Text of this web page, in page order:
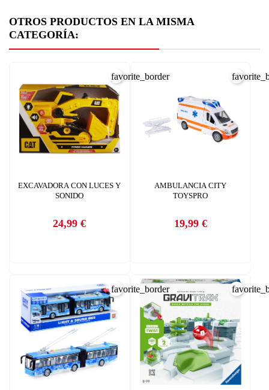
OTROS PRODUCTOS EN LA MISMA
CATEGORÍA:
EXCAVADORA CON LUCES Y
SONIDO
Precio
24,99 €
favorite_border
AMBULANCIA CITY
TOYSPRO
Precio
19,99 €
favorite_border